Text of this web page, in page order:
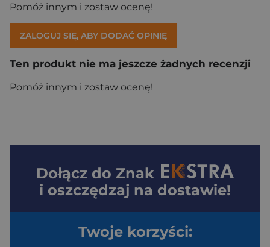
Pomóż innym i zostaw ocenę!
ZALOGUJ SIĘ, ABY DODAĆ OPINIĘ
Ten produkt nie ma jeszcze żadnych recenzji
Pomóż innym i zostaw ocenę!
Dołącz do Znak
i oszczędzaj na dostawie!
Twoje korzyści: